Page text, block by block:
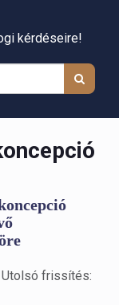
kérdéseire!
Utolsó frissítés: